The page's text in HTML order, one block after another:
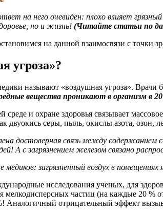
на него очевиден: плохо влияет
но и жизнь! (Читайте статьи по
на данной взаимосвязи с точки
угроза»?
называют «воздушная угроза». Врачи
вещества проникают в организм в
и охране здоровья связывает
двуокись серы, пыль, окислы азота, озон,
достоверная связь между содержанием
А с загрязнением железом связано
медиков: загрязненный воздух в
исследования ученых, для
мелкодисперсных частиц (на каждые 20
Аналогичный отрицательный эффект